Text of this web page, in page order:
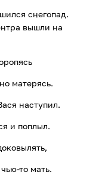
снегопад.
вышли на
матерясь.
наступил.
и поплыл.
то мать.